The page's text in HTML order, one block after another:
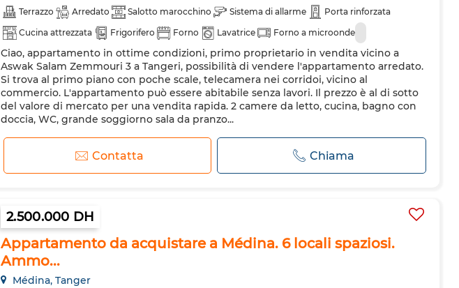
Terrazzo Arredato Salotto marocchino Sistema di allarme
Porta rinforzata
Cucina attrezzata
Frigorifero Forno Lavatrice Forno a microonde
Ciao, appartamento in ottime condizioni, primo proprietario in vendita vicino a
Aswak Salam Zemmouri 3 a Tangeri, possibilità di vendere l'appartamento arredato.
Si trova al primo piano con poche scale, telecamera nei corridoi, vicino al
commercio. L'appartamento può essere abitabile senza lavori. Il prezzo è al di sotto
del valore di mercato per una vendita rapida. 2 camere da letto, cucina, bagno con
doccia, WC, grande soggiorno sala da pranzo...
Contatta Chiama
2.500.000 DH
Appartamento da acquistare a Médina. 6 locali spaziosi.
Ammo...
Médina, Tanger